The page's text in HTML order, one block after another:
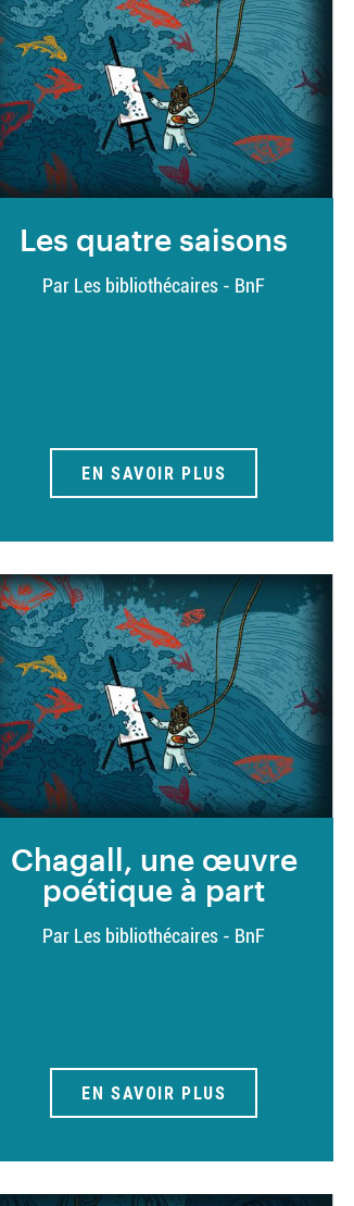
Les quatre saisons
Par Les bibliothécaires - BnF
EN SAVOIR PLUS
Chagall, une œuvre
poétique à part
Par Les bibliothécaires - BnF
EN SAVOIR PLUS